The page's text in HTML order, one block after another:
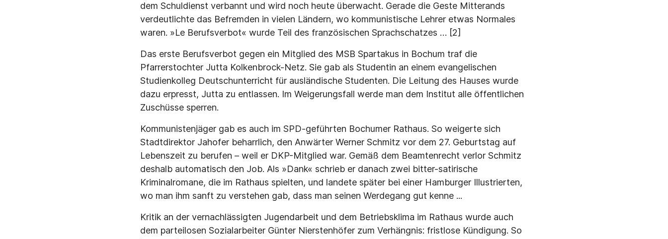
dem Schuldienst verbannt und wird noch heute überwacht. Gerade die Geste Mitterands
verdeutlichte das Befremden in vielen Ländern, wo kommunistische Lehrer etwas Normales
waren. »Le Berufsverbot« wurde Teil des französischen Sprachschatzes … [2]
Das erste Berufsverbot gegen ein Mitglied des MSB Spartakus in Bochum traf die
Pfarrerstochter Jutta Kolkenbrock-Netz. Sie gab als Studentin an einem evangelischen
Studienkolleg Deutschunterricht für ausländische Studenten. Die Leitung des Hauses wurde
dazu erpresst, Jutta zu entlassen. Im Weigerungsfall werde man dem Institut alle öffentlichen
Zuschüsse sperren.
Kommunistenjäger gab es auch im SPD-geführten Bochumer Rathaus. So weigerte sich
Stadtdirektor Jahofer beharrlich, den Anwärter Werner Schmitz vor dem 27. Geburtstag auf
Lebenszeit zu berufen – weil er DKP-Mitglied war. Gemäß dem Beamtenrecht verlor Schmitz
deshalb automatisch den Job. Als »Dank« schrieb er danach zwei bitter-satirische
Kriminalromane, die im Rathaus spielten, und landete später bei einer Hamburger Illustrierten,
wo man ihm sanft zu verstehen gab, dass man seinen Werdegang gut kenne ...
Kritik an der vernachlässigten Jugendarbeit und dem Betriebsklima im Rathaus wurde auch
dem parteilosen Sozialarbeiter Günter Nierstenhöfer zum Verhängnis: fristlose Kündigung. So